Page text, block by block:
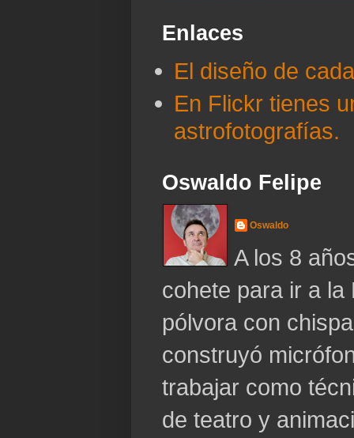
Enlaces
El diseño de
En Flickr tienes
astrofotografías.
Oswaldo Felipe
Oswaldo
A los 8
cohete para ir a la
pólvora con
construyó
trabajar como
de teatro y